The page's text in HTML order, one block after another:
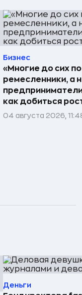
Бизнес
«Многие до сих
ремесленники, а
как добиться
04 августа 2026,
Деньги